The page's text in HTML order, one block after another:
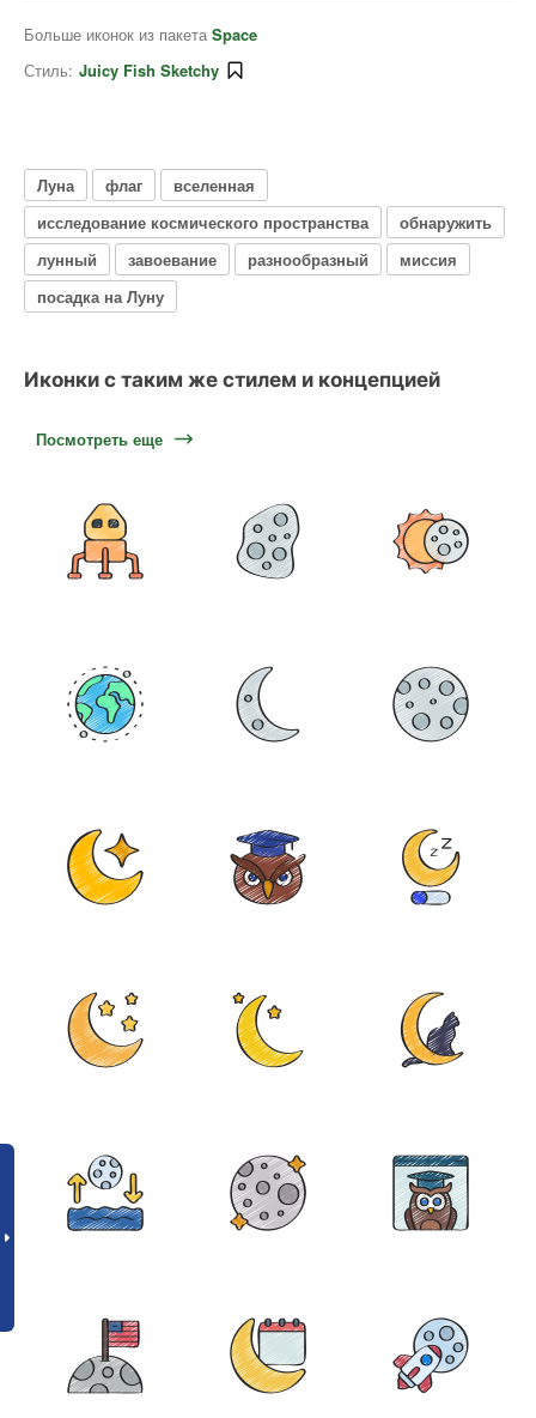
Больше иконок из пакета Space
Стиль: Juicy Fish Sketchy
Луна флаг
вселенная
исследование космического пространства
обнаружить
лунный
завоевание разнообразный
миссия
посадка на Луну
Иконки с таким же стилем и концепцией
Посмотреть еще